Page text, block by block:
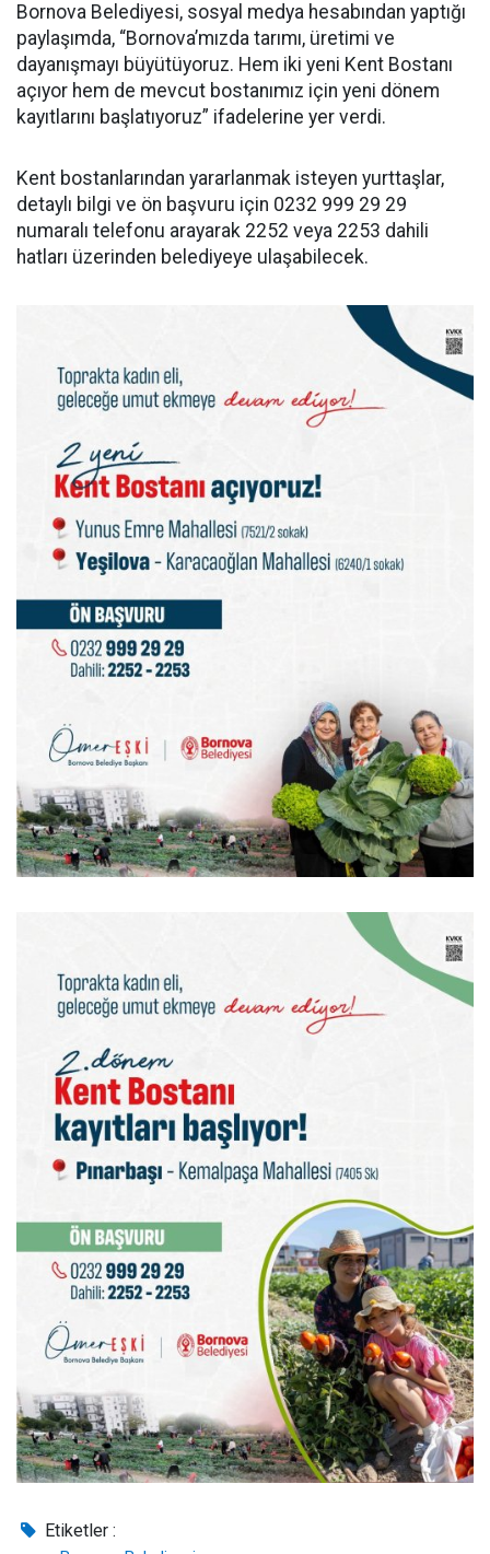
Bornova Belediyesi, sosyal medya hesabından yaptığı
paylaşımda, “Bornova’mızda tarımı, üretimi ve
dayanışmayı büyütüyoruz. Hem iki yeni Kent Bostanı
açıyor hem de mevcut bostanımız için yeni dönem
kayıtlarını başlatıyoruz” ifadelerine yer verdi.
Kent bostanlarından yararlanmak isteyen yurttaşlar,
detaylı bilgi ve ön başvuru için 0232 999 29 29
numaralı telefonu arayarak 2252 veya 2253 dahili
hatları üzerinden belediyeye ulaşabilecek.
Etiketler :